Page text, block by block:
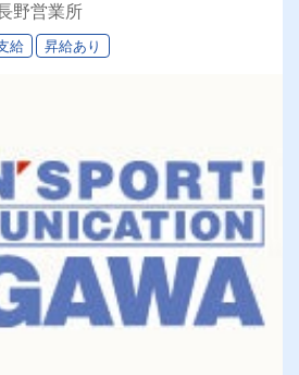
野営業所
給 昇給あり